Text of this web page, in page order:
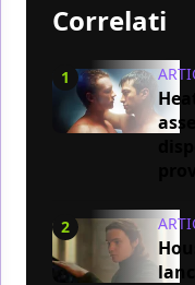
Correlati
1
2